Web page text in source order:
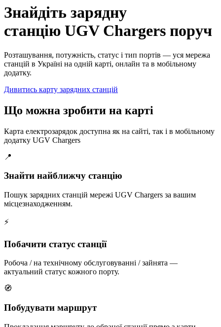
Знайдіть зарядну
станцію UGV Chargers поруч
Розташування, потужність, статус і тип портів — уся мережа
станцій в Україні на одній карті, онлайн та в мобільному
додатку.
Дивитись карту зарядних станцій
Що можна зробити на карті
Карта електрозарядок доступна як на сайті, так і в мобільному
додатку UGV Chargers
📍
Знайти найближчу станцію
Пошук зарядних станцій мережі UGV Chargers за вашим
місцезнаходженням.
⚡
Побачити статус станції
Робоча / на технічному обслуговуванні / зайнята —
актуальний статус кожного порту.
🧭
Побудувати маршрут